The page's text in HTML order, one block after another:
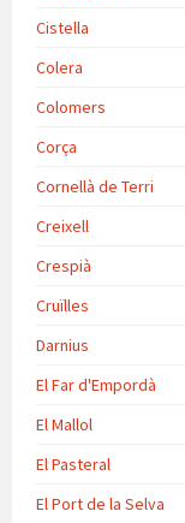
Cistella
Colera
Colomers
Corça
Cornellà de Terri
Creixell
Crespià
Cruïlles
Darnius
El Far d'Empordà
El Mallol
El Pasteral
El Port de la Selva